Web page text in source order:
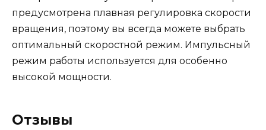
предусмотрена плавная регулировка скорости
вращения, поэтому вы всегда можете выбрать
оптимальный скоростной режим. Импульсный
режим работы используется для особенно
высокой мощности.
Отзывы